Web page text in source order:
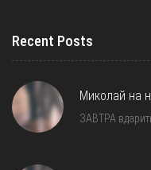
Recent Posts
Миколай на
ЗАВТРА